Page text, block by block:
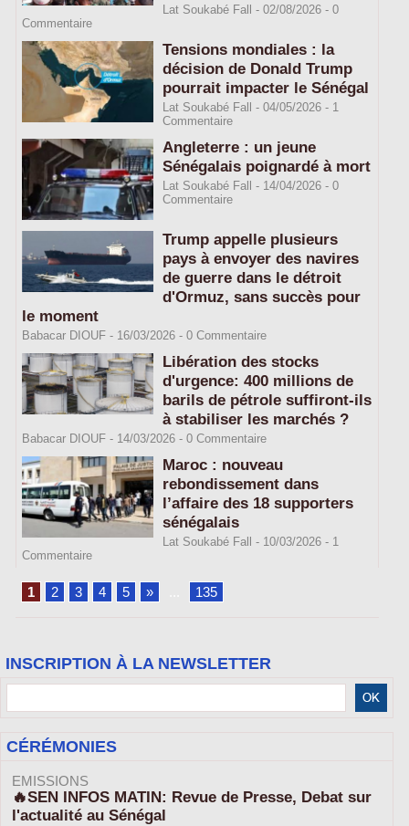
Lat Soukabé Fall - 02/08/2026 - 0
Commentaire
Tensions mondiales : la
décision de Donald Trump
pourrait impacter le Sénégal
Lat Soukabé Fall - 04/05/2026 - 1
Commentaire
Angleterre : un jeune
Sénégalais poignardé à mort
Lat Soukabé Fall - 14/04/2026 - 0
Commentaire
Trump appelle plusieurs
pays à envoyer des navires
de guerre dans le détroit
d'Ormuz, sans succès pour
le moment
Babacar DIOUF - 16/03/2026 - 0 Commentaire
Libération des stocks
d'urgence: 400 millions de
barils de pétrole suffiront-ils
à stabiliser les marchés ?
Babacar DIOUF - 14/03/2026 - 0 Commentaire
Maroc : nouveau
rebondissement dans
l’affaire des 18 supporters
sénégalais
Lat Soukabé Fall - 10/03/2026 - 1
Commentaire
1 2 3 4 5 » 135
INSCRIPTION À LA NEWSLETTER
CÉRÉMONIES
EMISSIONS
🔥SEN INFOS MATIN: Revue de Presse, Debat sur
l'actualité au Sénégal